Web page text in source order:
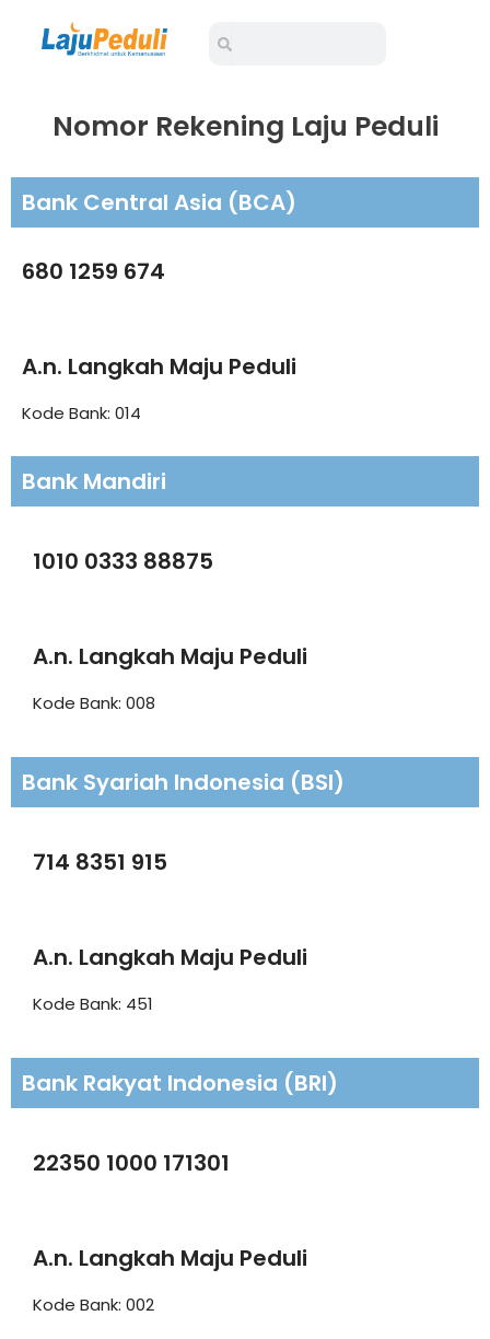
Search
Nomor Rekening Laju Peduli
Bank Central Asia (BCA)
680 1259 674
A.n. Langkah Maju Peduli
Kode Bank: 014
Bank Mandiri
1010 0333 88875
A.n. Langkah Maju Peduli
Kode Bank: 008
Bank Syariah Indonesia (BSI)
714 8351 915
A.n. Langkah Maju Peduli
Kode Bank: 451
Bank Rakyat Indonesia (BRI)
22350 1000 171301
A.n. Langkah Maju Peduli
Kode Bank: 002